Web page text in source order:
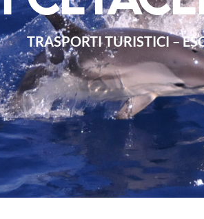
TRASPORTI TURISTICI –